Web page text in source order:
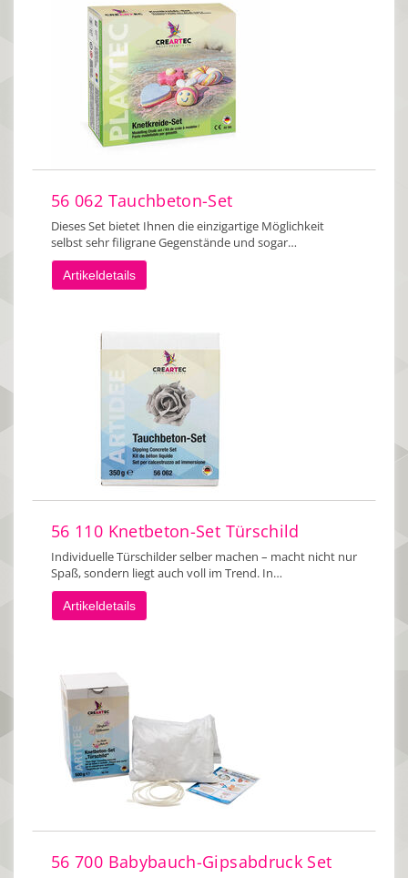
56 062 Tauchbeton-Set
Dieses Set bietet Ihnen die einzigartige Möglichkeit
selbst sehr filigrane Gegenstände und sogar…
Artikeldetails
56 110 Knetbeton-Set Türschild
Individuelle Türschilder selber machen – macht nicht nur
Spaß, sondern liegt auch voll im Trend. In…
Artikeldetails
56 700 Babybauch-Gipsabdruck Set